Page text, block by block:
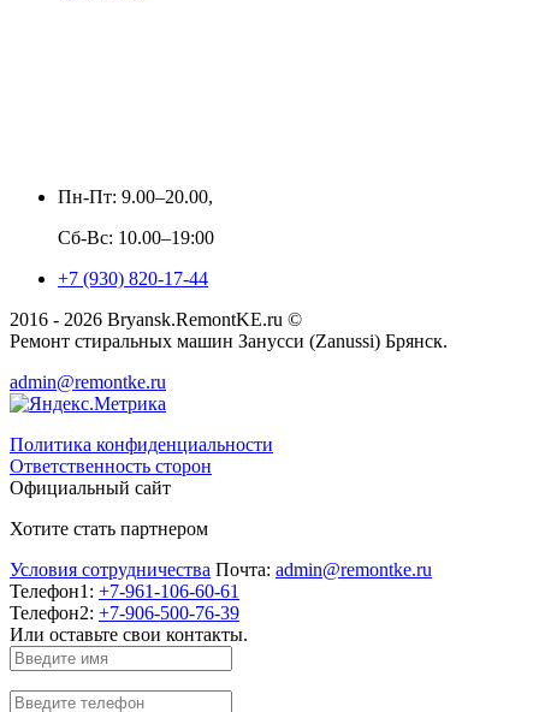
Пн-Пт: 9.00–20.00,
Сб-Вс: 10.00–19:00
+7 (930) 820-17-44
2016 - 2026 Bryansk.RemontKE.ru ©
Ремонт стиральных машин Занусси (Zanussi) Брянск.
admin@remontke.ru
Политика конфиденциальности
Ответственность сторон
Официальный сайт
Хотите стать партнером
Условия сотрудничества Почта: admin@remontke.ru
Телефон1: +7-961-106-60-61
Телефон2: +7-906-500-76-39
Или оставьте свои контакты.